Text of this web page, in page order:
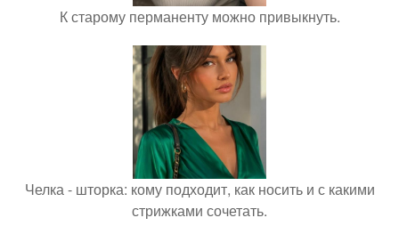
К старому перманенту можно привыкнуть.
Челка - шторка: кому подходит, как носить и с какими
стрижками сочетать.